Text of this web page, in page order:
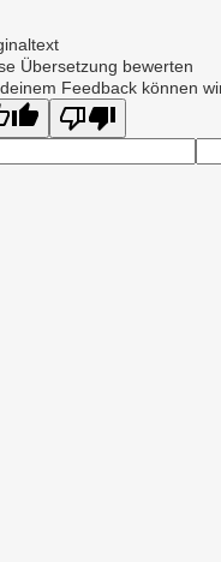
Übersetzung bewerten
Feedback können